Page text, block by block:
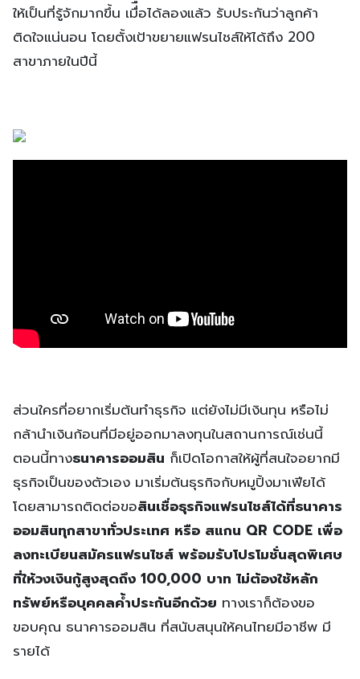
ให้เป็นที่รู้จักมากขึ้น เมื่ือได้ลองแล้ว รับประกันว่าลูกค้า
ติดใจแน่นอน โดยตั้งเป้าขยายแฟรนไชส์ให้ได้ถึง 200
สาขาภายในปีนี้
ส่วนใครที่อยากเริ่มต้นทำธุรกิจ แต่ยังไม่มีเงินทุน หรือไม่
กล้านำเงินก้อนที่มีอยู่ออกมาลงทุนในสถานการณ์เช่นนี้
ตอนนี้ทางธนาคารออมสิน ก็เปิดโอกาสให้ผู้ที่สนใจอยากมี
ธุรกิจเป็นของตัวเอง มาเริ่มต้นธุรกิจกับหมูปิ้งมาเฟียได้
โดยสามารถติดต่อขอสินเชื่อธุรกิจแฟรนไชส์ได้ที่ธนาคาร
ออมสินทุกสาขาทั่วประเทศ หรือ สแกน QR CODE เพื่อ
ลงทะเบียนสมัครแฟรนไชส์ พร้อมรับโปรโมชั่นสุดพิเศษ
ที่ให้วงเงินกู้สูงสุดถึง 100,000 บาท ไม่ต้องใช้หลัก
ทรัพย์หรือบุคคลค้ำประกันอีกด้วย ทางเราก็ต้องขอ
ขอบคุณ ธนาคารออมสิน ที่สนับสนุนให้คนไทยมีอาชีพ มี
รายได้